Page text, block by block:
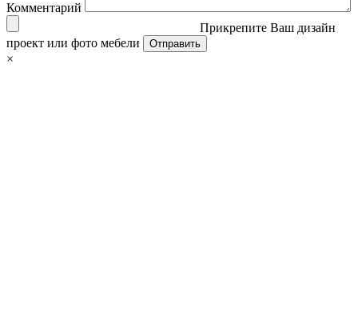
Комментарий
Прикрепите Ваш дизайн
проект или фото мебели
×